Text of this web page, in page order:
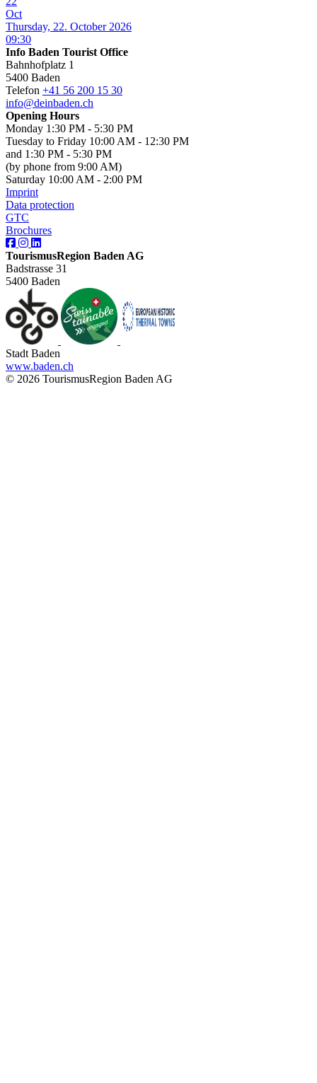
Oct
Thursday, 22. October 2026
09:30
Info Baden Tourist Office
Bahnhofplatz 1
5400 Baden
Telefon +41 56 200 15 30
info@deinbaden.ch
Opening Hours
Monday 1:30 PM - 5:30 PM
Tuesday to Friday 10:00 AM - 12:30 PM
and 1:30 PM - 5:30 PM
(by phone from 9:00 AM)
Saturday 10:00 AM - 2:00 PM
Imprint
Data protection
GTC
Brochures
TourismusRegion Baden AG
Badstrasse 31
5400 Baden
Stadt Baden
www.baden.ch
© 2026 TourismusRegion Baden AG